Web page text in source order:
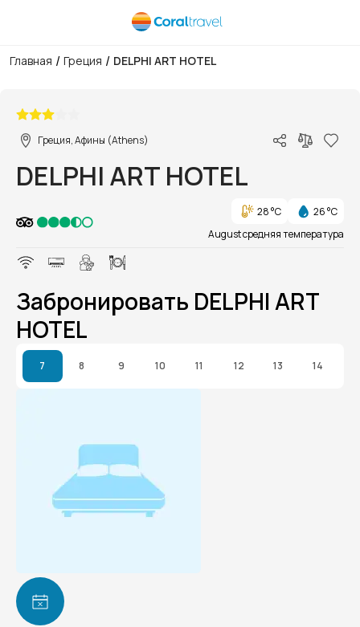
Главная / Греция / DELPHI ART HOTEL
Греция, Афины (Athens)
DELPHI ART HOTEL
28 °C
26 °C
August средняя температура
Забронировать DELPHI ART
HOTEL
7 8 9 10 11 12 13 14